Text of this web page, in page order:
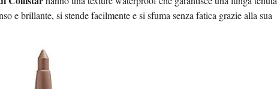
e brillante, si stende facilmente e si sfuma senza fatica grazie alla sua